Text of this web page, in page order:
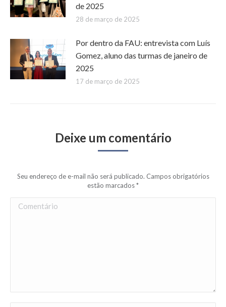
de 2025
28 de março de 2025
Por dentro da FAU: entrevista com Luís
Gomez, aluno das turmas de janeiro de
2025
17 de março de 2025
Deixe um comentário
Seu endereço de e-mail não será publicado. Campos obrigatórios
estão marcados*
Comentário